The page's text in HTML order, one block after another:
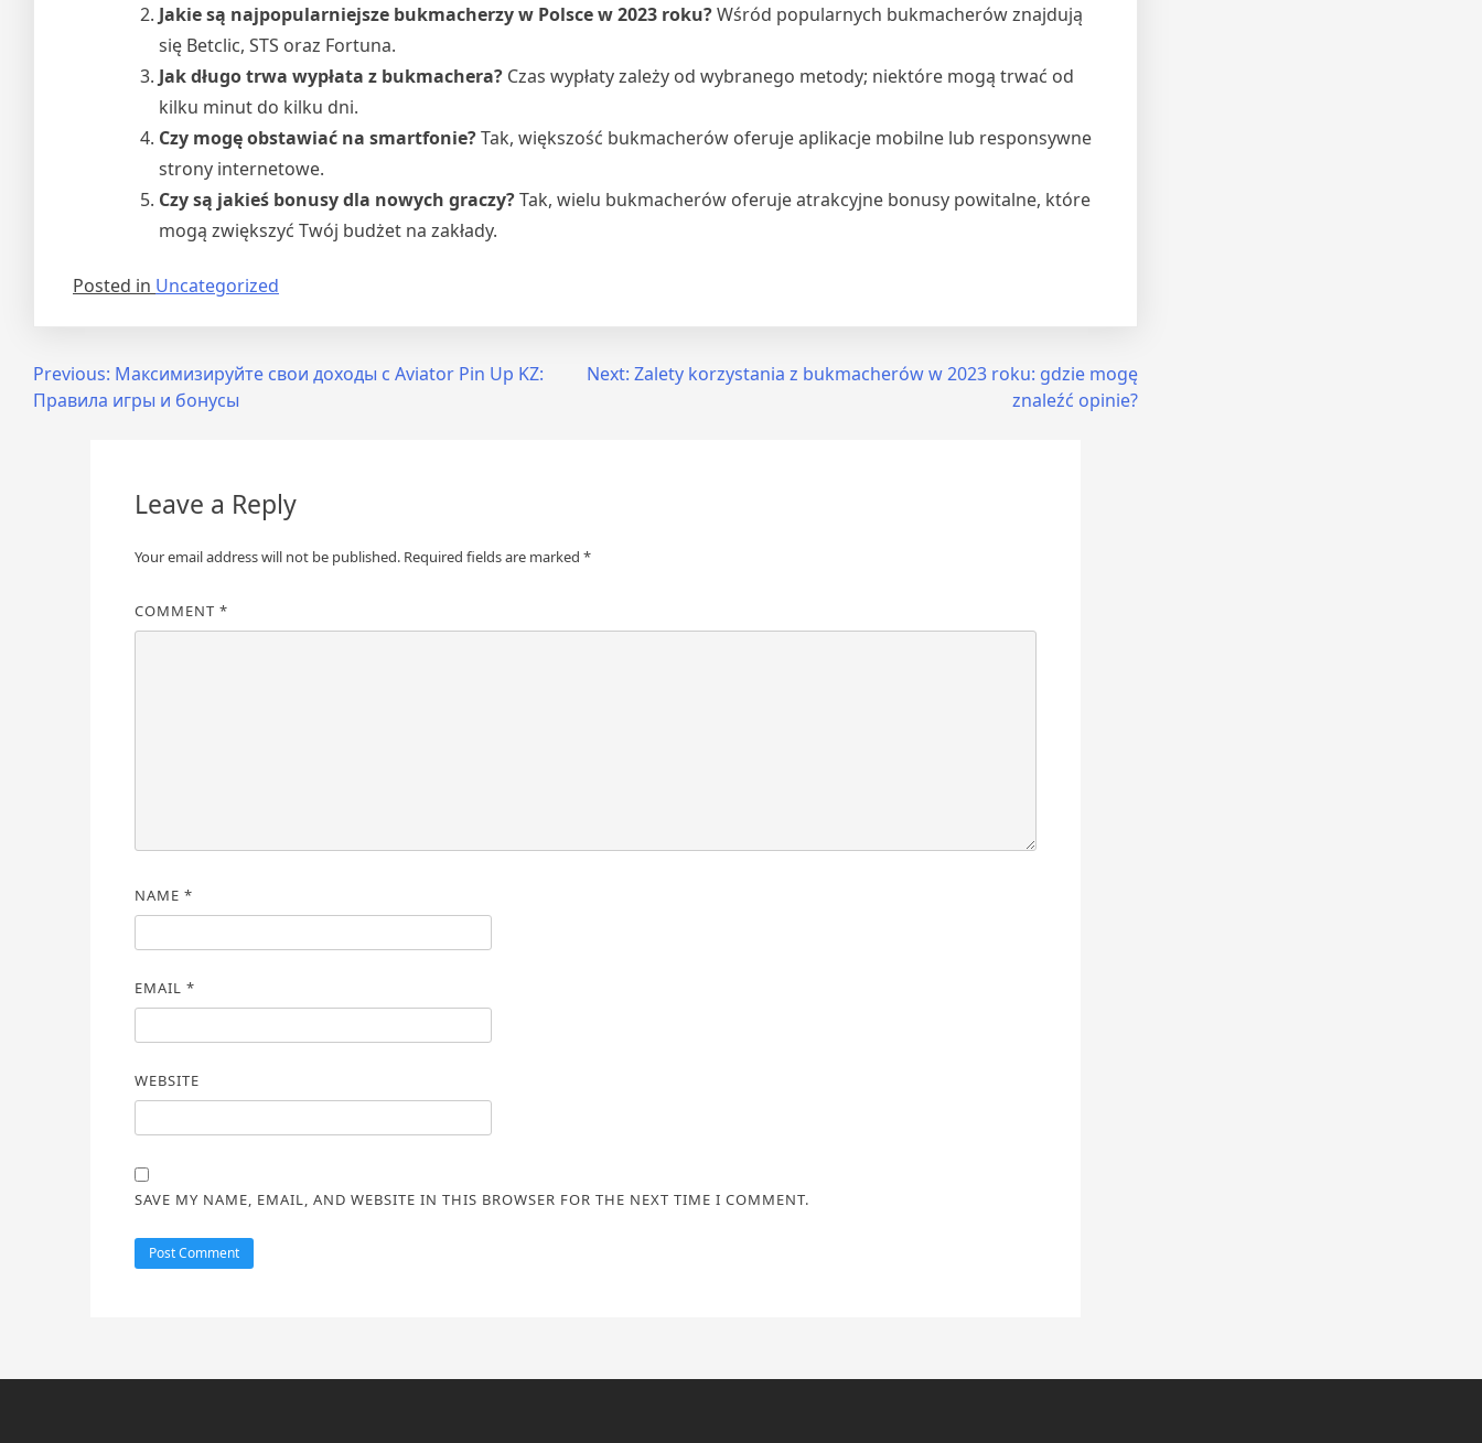
Jakie są najpopularniejsze bukmacherzy w Polsce w 2023 roku?Wśród popularnych bukmacherów znajdują
się Betclic, STS oraz Fortuna.
Jak długo trwa wypłata z bukmachera? Czas wypłaty zależy od wybranego metody; niektóre mogą trwać od
kilku minut do kilku dni.
Czy mogę obstawiać na smartfonie?Tak, większość bukmacherów oferuje aplikacje mobilne lub responsywne
strony internetowe.
Czy są jakieś bonusy dla nowych graczy?Tak, wielu bukmacherów oferuje atrakcyjne bonusy powitalne, które
mogą zwiększyć Twój budżet na zakłady.
Posted in Uncategorized
Previous: Максимизируйте свои доходы с Aviator Pin Up KZ:
Правила игры и бонусы
Next: Zalety korzystania z bukmacherów w 2023 roku: gdzie mogę
znaleźć opinie?
Leave a Reply
Your email address will not be published. Required fields are marked *
COMMENT *
NAME *
EMAIL *
WEBSITE
SAVE MY NAME, EMAIL, AND WEBSITE IN THIS BROWSER FOR THE NEXT TIME I COMMENT.